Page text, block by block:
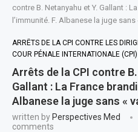
contre B. Netanyahu et Y. Gallant :
l’immunité. F. Albanese la juge
ARRÊTS DE LA CPI CONTRE LES
COUR PÉNALE INTERNATIONALE (CPI)
Arrêts de la CPI contre
Gallant : La France
Albanese la juge sans «
written by Perspectives Med
comments